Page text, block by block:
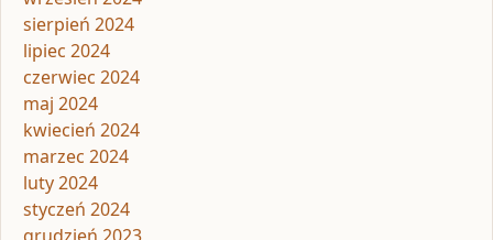
sierpień 2024
lipiec 2024
czerwiec 2024
maj 2024
kwiecień 2024
marzec 2024
luty 2024
styczeń 2024